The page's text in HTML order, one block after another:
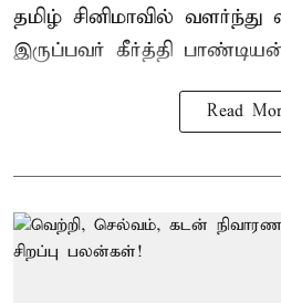
தமிழ் சினிமாவில் வளர்ந்து
இருப்பவர் கீர்த்தி
Read